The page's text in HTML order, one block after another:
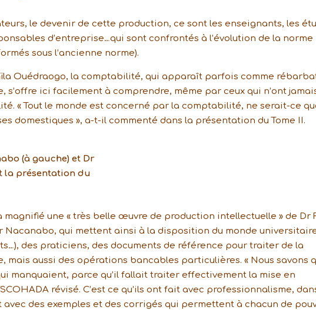
le devenir de cette production, ce sont les enseignants, les
d’entreprise…qui sont confrontés à l’évolution de la norme
sous l’ancienne norme).
Ouédraogo, la comptabilité, qui apparaît parfois comme
s’offre ici facilement à comprendre, même par ceux qui n’ont
« Tout le monde est concerné par la comptabilité, ne serait-ce
domestiques », a-t-il commenté dans la présentation du Tome II.
(à gauche) et Dr
la présentation du
magnifié une « très belle œuvre de production intellectuelle » de Dr
Nacanabo, qui mettent ainsi à la disposition du monde
des praticiens, des documents de référence pour traiter de la
mais aussi des opérations bancables particulières. « Nous savons
manquaient, parce qu’il fallait traiter effectivement la mise en
révisé. C’est ce qu’ils ont fait avec professionnalisme,
des exemples et des corrigés qui permettent à chacun de